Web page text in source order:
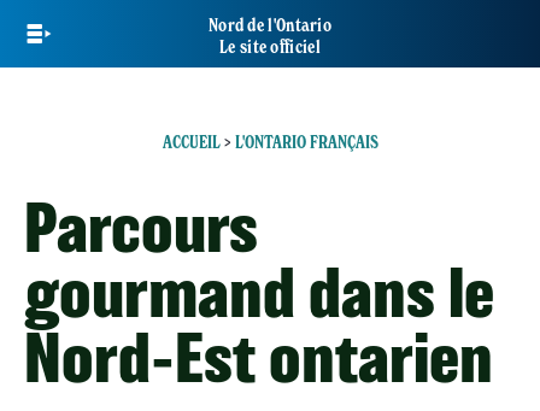
main
Nord de l'Ontario
Le site officiel
ACCUEIL> L'ONTARIO FRANÇAIS
Parcours
gourmand dans le
Nord-Est ontarien